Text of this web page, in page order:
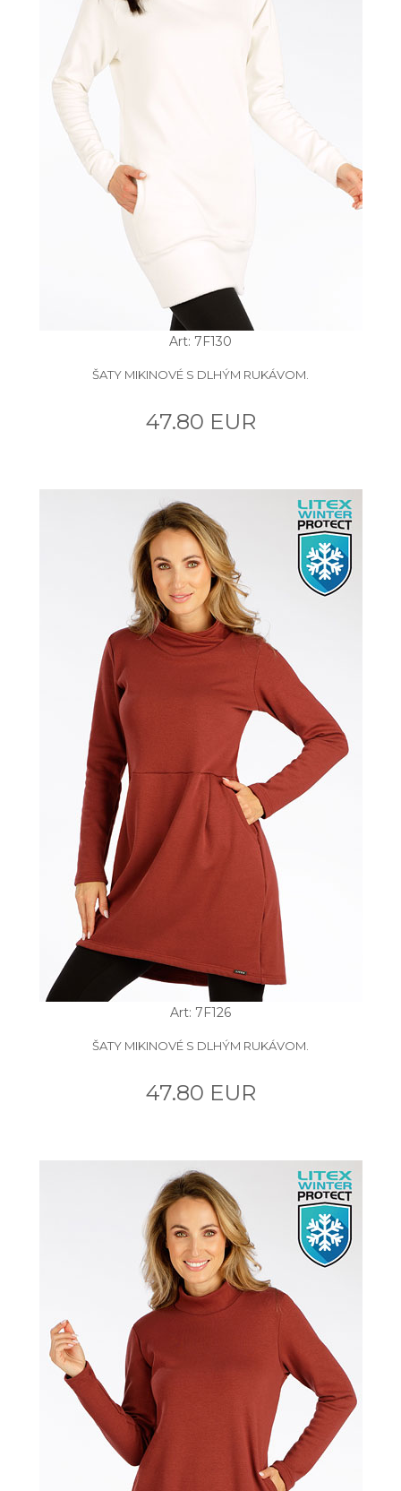
Art: 7F130
ŠATY MIKINOVÉ S DLHÝM RUKÁVOM.
47.80 EUR
Art: 7F126
ŠATY MIKINOVÉ S DLHÝM RUKÁVOM.
47.80 EUR